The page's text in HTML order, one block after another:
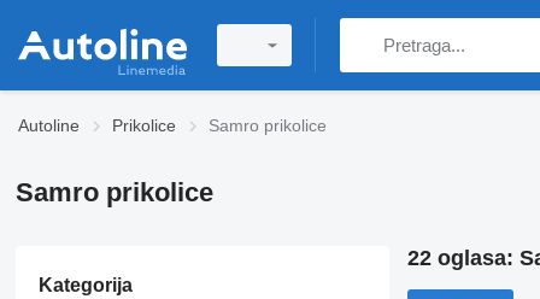
Autoline Prikolice Samro prikolice
Samro prikolice
Kategorija
22 oglasa: